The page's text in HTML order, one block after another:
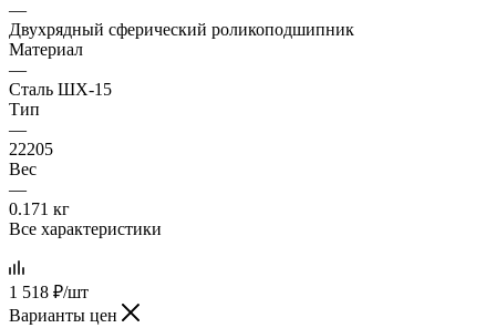
—
Двухрядный сферический роликоподшипник
Материал
—
Сталь ШХ-15
Тип
—
22205
Вес
—
0.171 кг
Все характеристики
1 518 ₽/шт
Варианты цен